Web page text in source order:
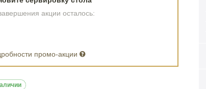
акции осталось:
промо-акции